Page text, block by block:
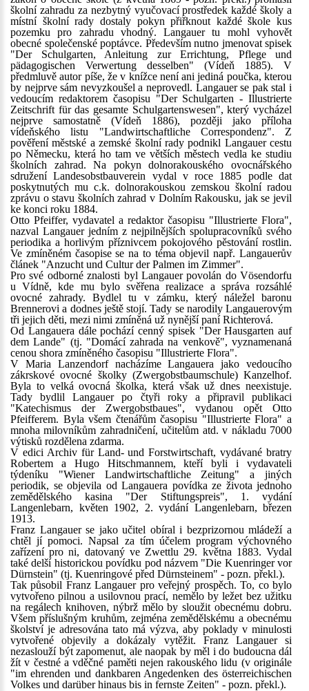
školní zahradu za nezbytný vyučovací prostředek každé školy a
místní školní rady dostaly pokyn přiřknout každé škole kus
pozemku pro zahradu vhodný. Langauer tu mohl vyhovět
obecné společenské poptávce. Především nutno jmenovat spisek
"Der Schulgarten, Anleitung zur Errichtung, Pflege und
pädagogischen Verwertung desselben" (Vídeň 1885). V
předmluvě autor píše, že v knížce není ani jediná poučka, kterou
by nejprve sám nevyzkoušel a neprovedl. Langauer se pak stal i
vedoucím redaktorem časopisu "Der Schulgarten - Illustrierte
Zeitschrift für das gesamte Schulgartenswesen", který vycházel
nejprve samostatně (Vídeň 1886), později jako příloha
vídeňského listu "Landwirtschaftliche Correspondenz". Z
pověření městské a zemské školní rady podnikl Langauer cestu
po Německu, která ho tam ve větších městech vedla ke studiu
školních zahrad. Na pokyn dolnorakouského ovocnářského
sdružení Landesobstbauverein vydal v roce 1885 podle dat
poskytnutých mu c.k. dolnorakouskou zemskou školní radou
zprávu o stavu školních zahrad v Dolním Rakousku, jak se jevil
ke konci roku 1884.
Otto Pfeiffer, vydavatel a redaktor časopisu "Illustrierte Flora",
nazval Langauer jedním z nejpilnějších spolupracovníků svého
periodika a horlivým příznivcem pokojového pěstování rostlin.
Ve zmíněném časopise se na to téma objevil např. Langauerův
článek "Anzucht und Cultur der Palmen im Zimmer".
Pro své odborné znalosti byl Langauer povolán do Vösendorfu
u Vídně, kde mu bylo svěřena realizace a správa rozsáhlé
ovocné zahrady. Bydlel tu v zámku, který náležel baronu
Brennerovi a dodnes ještě stojí. Tady se narodily Langauerovým
tři jejich děti, mezi nimi zmíněná už nynější paní Richterová.
Od Langauera dále pochází cenný spisek "Der Hausgarten auf
dem Lande" (tj. "Domácí zahrada na venkově", vyznamenaná
cenou shora zmíněného časopisu "Illustrierte Flora".
V Maria Lanzendorf nacházíme Langauera jako vedoucího
zákrskové ovocné školky (Zwergobstbaumschule) Kanzelhof.
Byla to velká ovocná školka, která však už dnes neexistuje.
Tady bydlil Langauer po čtyři roky a připravil publikaci
"Katechismus der Zwergobstbaues", vydanou opět Otto
Pfeifferem. Byla všem čtenářům časopisu "Illustrierte Flora" a
mnoha milovníkům zahradničení, učitelům atd. v nákladu 7000
výtisků rozdělena zdarma.
V edici Archiv für Land- und Forstwirtschaft, vydávané bratry
Robertem a Hugo Hitschmannem, kteří byli i vydavateli
týdeníku "Wiener Landwirtschaftliche Zeitung" a jiných
periodik, se objevila od Langauera povídka ze života jednoho
zemědělského kasina "Der Stiftungspreis", 1. vydání
Langenlebarn, květen 1902, 2. vydání Langenlebarn, březen
1913.
Franz Langauer se jako učitel obíral i bezprizornou mládeží a
chtěl jí pomoci. Napsal za tím účelem program výchovného
zařízení pro ni, datovaný ve Zwettlu 29. května 1883. Vydal
také delší historickou povídku pod názvem "Die Kuenringer vor
Dürnstein" (tj. Kuenringové před Dürnsteinem" - pozn. překl.).
Tak působil Franz Langauer pro veřejný prospěch. To, co bylo
vytvořeno pilnou a usilovnou prací, nemělo by ležet bez užitku
na regálech knihoven, nýbrž mělo by sloužit obecnému dobru.
Všem příslušným kruhům, zejména zemědělskému a obecnému
školství je adresována tato má výzva, aby poklady v minulosti
vytvořené objevily a dokázaly vytěžit. Franz Langauer si
nezaslouží být zapomenut, ale naopak by měl i do budoucna dál
žít v čestné a vděčné paměti nejen rakouského lidu (v originále
"im ehrenden und dankbaren Angedenken des österreichischen
Volkes und darüber hinaus bis in fernste Zeiten" - pozn. překl.).